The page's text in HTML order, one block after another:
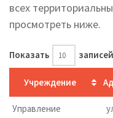
всех
просмотреть ниже.
Показать записей
Учреждение
Управление